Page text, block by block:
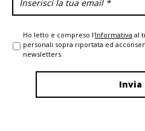
Ho letto e compreso l'Informativa al
personali sopra riportata ed
newsletters.